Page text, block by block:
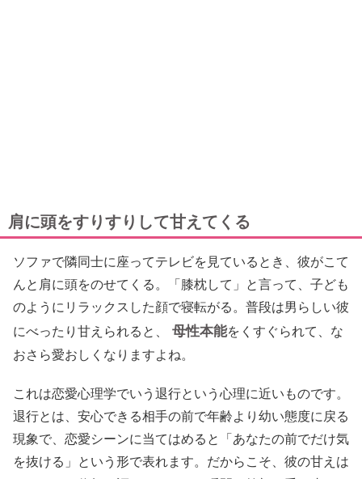
肩に頭をすりすりして甘えてくる
ソファで隣同士に座ってテレビを見ているとき、彼がこて
んと肩に頭をのせてくる。「膝枕して」と言って、子ども
のようにリラックスした顔で寝転がる。普段は男らしい彼
にべったり甘えられると、
母性本能をくすぐられて、な
おさら愛おしくなりますよね。
これは恋愛心理学でいう退行という心理に近いものです。
退行とは、安心できる相手の前で年齢より幼い態度に戻る
現象で、恋愛シーンに当てはめると「あなたの前でだけ気
を抜ける」という形で表れます。だからこそ、彼の甘えは